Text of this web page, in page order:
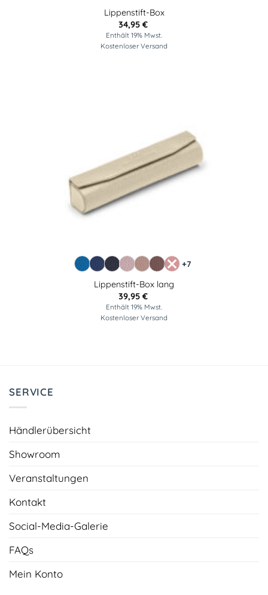
Lippenstift-Box
34,95 €
Enthält 19% Mwst.
Kostenloser Versand
+7
Lippenstift-Box lang
39,95 €
Enthält 19% Mwst.
Kostenloser Versand
SERVICE
Händlerübersicht
Showroom
Veranstaltungen
Kontakt
Social-Media-Galerie
FAQs
Mein Konto